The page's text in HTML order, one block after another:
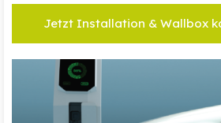
Jetzt Installation & Wallbox